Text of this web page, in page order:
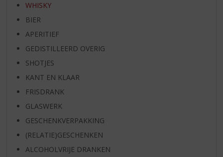
WHISKY
BIER
APERITIEF
GEDISTILLEERD OVERIG
SHOTJES
KANT EN KLAAR
FRISDRANK
GLASWERK
GESCHENKVERPAKKING
(RELATIE)GESCHENKEN
ALCOHOLVRIJE DRANKEN